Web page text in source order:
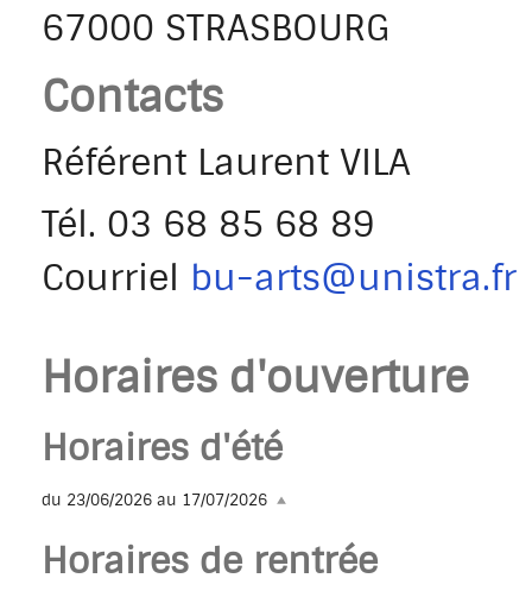
67000 STRASBOURG
Contacts
Référent Laurent VILA
Tél. 03 68 85 68 89
Courriel bu-arts@unistra.fr
Horaires d'ouverture
Horaires d'été
du 23/06/2026 au 17/07/2026
Horaires de rentrée